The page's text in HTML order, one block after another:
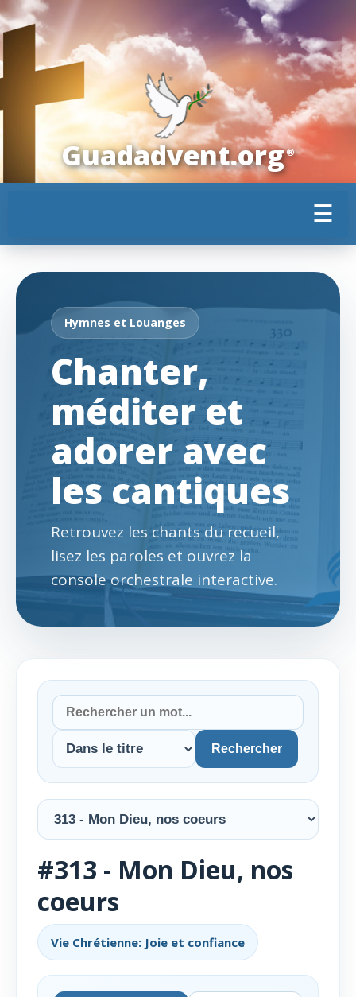
Guadadvent.org®
☰
Hymnes et Louanges
Chanter,
méditer et
adorer avec
les cantiques
Retrouvez les chants du recueil,
lisez les paroles et ouvrez la
console orchestrale interactive.
Rechercher
#313 - Mon Dieu, nos
coeurs
Vie Chrétienne: Joie et confiance